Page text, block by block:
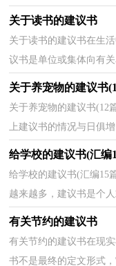
建议书的格式吗？以下
关于读书的建议书
关于读书的建议书在生
议书是单位或集体向有
种建议时使用的一种常
关于养宠物的建议书
关于养宠物的建议书(12
上建议书的情况与日俱
文、署名、日期等几部
给学校的建议书(汇编
给学校的建议书(汇编15
越来越多，建议书是个
某项任务或进行某种活
有关节约的建议书
有关节约的建议书在现
书不是最终的定文形式